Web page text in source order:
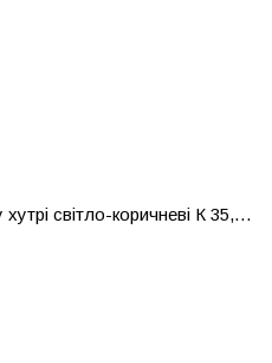
Уггі замшові на натуральному хутрі світло-коричневі К 35, 36